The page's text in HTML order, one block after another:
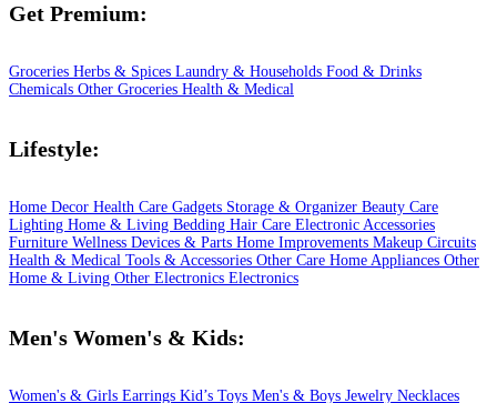
Get Premium:
Groceries Herbs & Spices Laundry & Households Food & Drinks
Chemicals Other Groceries Health & Medical
Lifestyle:
Home Decor Health Care Gadgets Storage & Organizer Beauty Care
Lighting Home & Living Bedding Hair Care Electronic Accessories
Furniture Wellness Devices & Parts Home Improvements Makeup Circuits
Health & Medical Tools & Accessories Other Care Home Appliances Other
Home & Living Other Electronics Electronics
Men's Women's & Kids:
Women's & Girls Earrings Kid’s Toys Men's & Boys Jewelry Necklaces